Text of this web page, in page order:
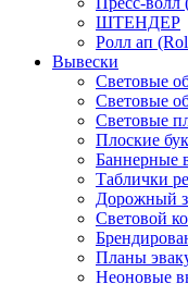
ШТЕНДЕР
Ролл ап
Вывески
Световые
Световые
Световые
Плоские
Баннерные
Таблички
Дорожный
Световой
Планы
Неоновые